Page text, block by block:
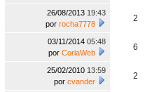
26/08/2013 19:43
por rocha7778
2
03/11/2014 05:48
por CoriaWeb
6
25/02/2010 13:59
por cvander
2